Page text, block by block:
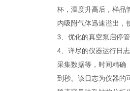
杯，温度升高后，样品
内吸附气体迅速溢出，
3、优化的真空泵启停
4、详尽的仪器运行日
采集数据等，时间精确
到秒。该日志为仪器的